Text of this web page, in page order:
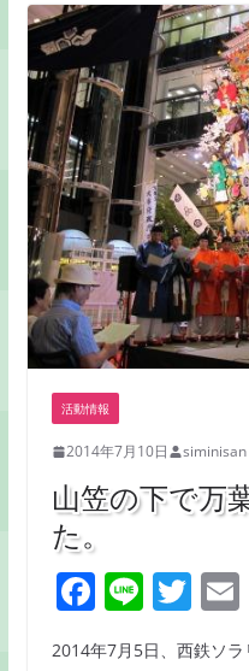
活動情報
2014年7月10日 siminisan
山笠の下で万
た。
F
a
Li
n
T
w
E
2014年7月5日、西鉄ソ